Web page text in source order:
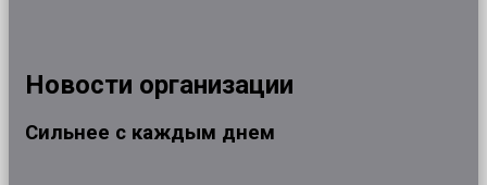
Новости организации
Сильнее с каждым днем